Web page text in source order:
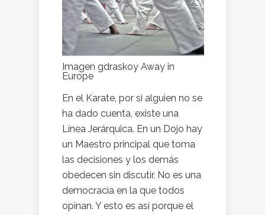
Imagen gdraskoy Away in
Europe
En el Karate, por si alguien no se
ha dado cuenta, existe una
Línea Jerárquica. En un Dojo hay
un Maestro principal que toma
las decisiones y los demás
obedecen sin discutir. No es una
democracia en la que todos
opinan. Y esto es así porque el